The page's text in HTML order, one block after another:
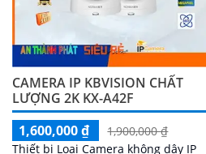
CAMERA IP KBVISION CHẤT
LƯỢNG 2K KX-A42F
1,600,000 ₫
1,900,000 ₫
Thiết bị Loại Camera không dây IP